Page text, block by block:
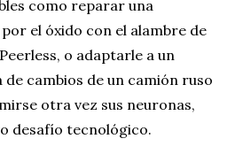
como reparar una
el óxido con el alambre de
o adaptarle a un
cambios de un camión ruso
otra vez sus neuronas,
desafío tecnológico.